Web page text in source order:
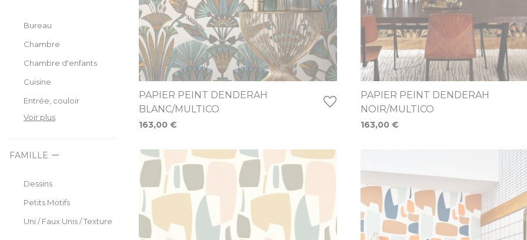
Bureau
Chambre
Chambre d'enfants
Cuisine
Entrée, couloir
Voir plus
FAMILLE
Dessins
Petits Motifs
Uni / Faux Unis / Texture
PAPIER PEINT DENDERAH
BLANC/MULTICO
163,00 €
PAPIER PEINT DENDERAH
NOIR/MULTICO
163,00 €